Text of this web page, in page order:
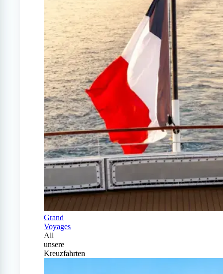
Grand
Voyages
All
unsere
Kreuzfahrten